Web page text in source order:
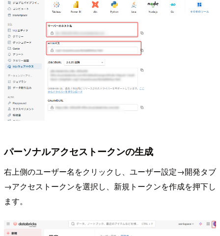
パーソナルアクセストークンの生成
右上側のユーザー名をクリックし、ユーザー設定→開発タブ
→アクセストークンを選択し、新規トークンを作成を押下し
ます。